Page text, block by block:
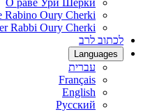
О раве Ури Шерки
Rabino Oury Cherki
Rabbi Oury Cherki
לכתוב לרב
Languages
עברית
Français
English
Русский